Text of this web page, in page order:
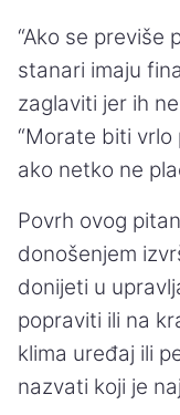
“Ako se previše
stanari imaju
zaglaviti jer ih
“Morate biti
ako netko ne
Povrh ovog
donošenjem
donijeti u
popraviti ili na
klima uređaj ili
nazvati koji je